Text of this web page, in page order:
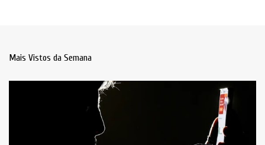
Mais Vistos da Semana